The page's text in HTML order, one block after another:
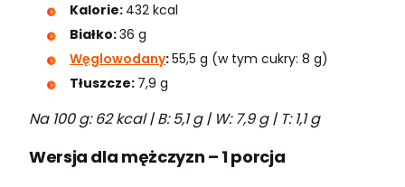
Kalorie: 432 kcal
Białko:36 g
Węglowodany:55,5 g (w tym cukry: 8 g)
Tłuszcze: 7,9 g
Na 100 g: 62 kcal | B: 5,1 g | W: 7,9 g | T: 1,1 g
Wersja dla mężczyzn – 1 porcja